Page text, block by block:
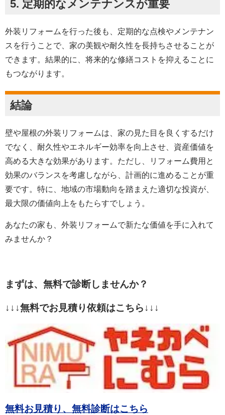
5. 定期的なメンテナンスが重要
外装リフォームを行った後も、定期的な点検やメンテナン
スを行うことで、家の美観や耐久性を長持ちさせることが
できます。結果的に、将来的な修繕コストを抑えることに
もつながります。
結論
壁や屋根の外装リフォームは、家の見た目を良くするだけ
でなく、耐久性やエネルギー効率を向上させ、資産価値を
高める大きな効果があります。ただし、リフォーム費用と
効果のバランスを考慮しながら、計画的に進めることが重
要です。特に、地域の市場動向を踏まえた適切な投資が、
最大限の価値向上をもたらすでしょう。
あなたの家も、外装リフォームで新たな価値を手に入れて
みませんか？
まずは、無料で診断しませんか？
↓↓↓無料でお見積り依頼はこちら↓↓↓
無料お見積り、無料診断はこちら